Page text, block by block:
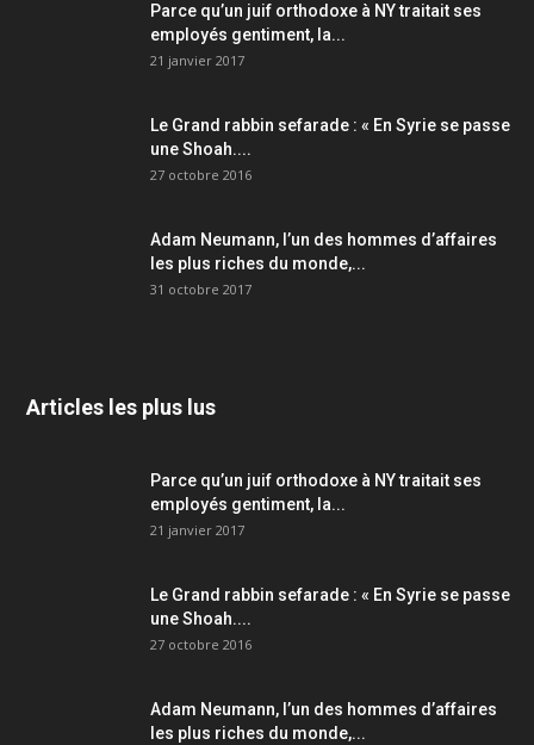
Parce qu’un juif orthodoxe à NY traitait ses
employés gentiment, la...
21 janvier 2017
Le Grand rabbin sefarade : « En Syrie se passe
une Shoah....
27 octobre 2016
Adam Neumann, l’un des hommes d’affaires
les plus riches du monde,...
31 octobre 2017
Articles les plus lus
Parce qu’un juif orthodoxe à NY traitait ses
employés gentiment, la...
21 janvier 2017
Le Grand rabbin sefarade : « En Syrie se passe
une Shoah....
27 octobre 2016
Adam Neumann, l’un des hommes d’affaires
les plus riches du monde,...